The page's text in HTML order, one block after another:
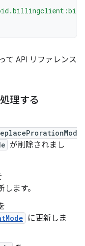
て API リファレンス
理する
が削除されまし
します。
に更新しま